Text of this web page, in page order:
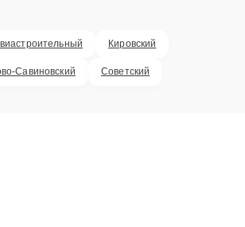
Кировский
Савиновский Советский